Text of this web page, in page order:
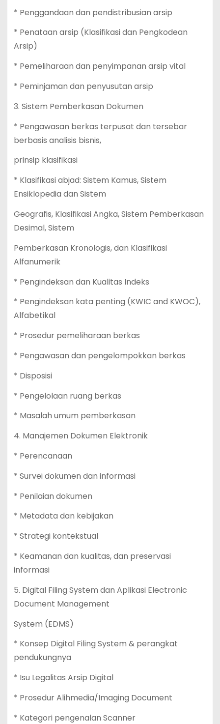
* Penggandaan dan pendistribusian arsip
* Penataan arsip (Klasifikasi dan Pengkodean
Arsip)
* Pemeliharaan dan penyimpanan arsip vital
* Peminjaman dan penyusutan arsip
3. Sistem Pemberkasan Dokumen
* Pengawasan berkas terpusat dan tersebar
berbasis analisis bisnis,
prinsip klasifikasi
* Klasifikasi abjad: Sistem Kamus, Sistem
Ensiklopedia dan Sistem
Geografis, Klasifikasi Angka, Sistem Pemberkasan
Desimal, Sistem
Pemberkasan Kronologis, dan Klasifikasi
Alfanumerik
* Pengindeksan dan Kualitas Indeks
* Pengindeksan kata penting (KWIC and KWOC),
Alfabetikal
* Prosedur pemeliharaan berkas
* Pengawasan dan pengelompokkan berkas
* Disposisi
* Pengelolaan ruang berkas
* Masalah umum pemberkasan
4. Manajemen Dokumen Elektronik
* Perencanaan
* Survei dokumen dan informasi
* Penilaian dokumen
* Metadata dan kebijakan
* Strategi kontekstual
* Keamanan dan kualitas, dan preservasi
informasi
5. Digital Filing System dan Aplikasi Electronic
Document Management
System (EDMS)
* Konsep Digital Filing System & perangkat
pendukungnya
* Isu Legalitas Arsip Digital
* Prosedur Alihmedia/Imaging Document
* Kategori pengenalan Scanner